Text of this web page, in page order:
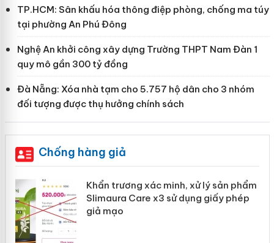
TP.HCM: Sân khấu hóa thông điệp phòng, chống ma túy
tại phường An Phú Đông
Nghệ An khởi công xây dựng Trường THPT Nam Đàn 1
quy mô gần 300 tỷ đồng
Đà Nẵng: Xóa nhà tạm cho 5.757 hộ dân cho 3 nhóm
đối tượng được thụ hưởng chính sách
Chống hàng giả
Khẩn trương xác minh, xử lý sản phẩm
Slimaura Care x3 sử dụng giấy phép
giả mạo